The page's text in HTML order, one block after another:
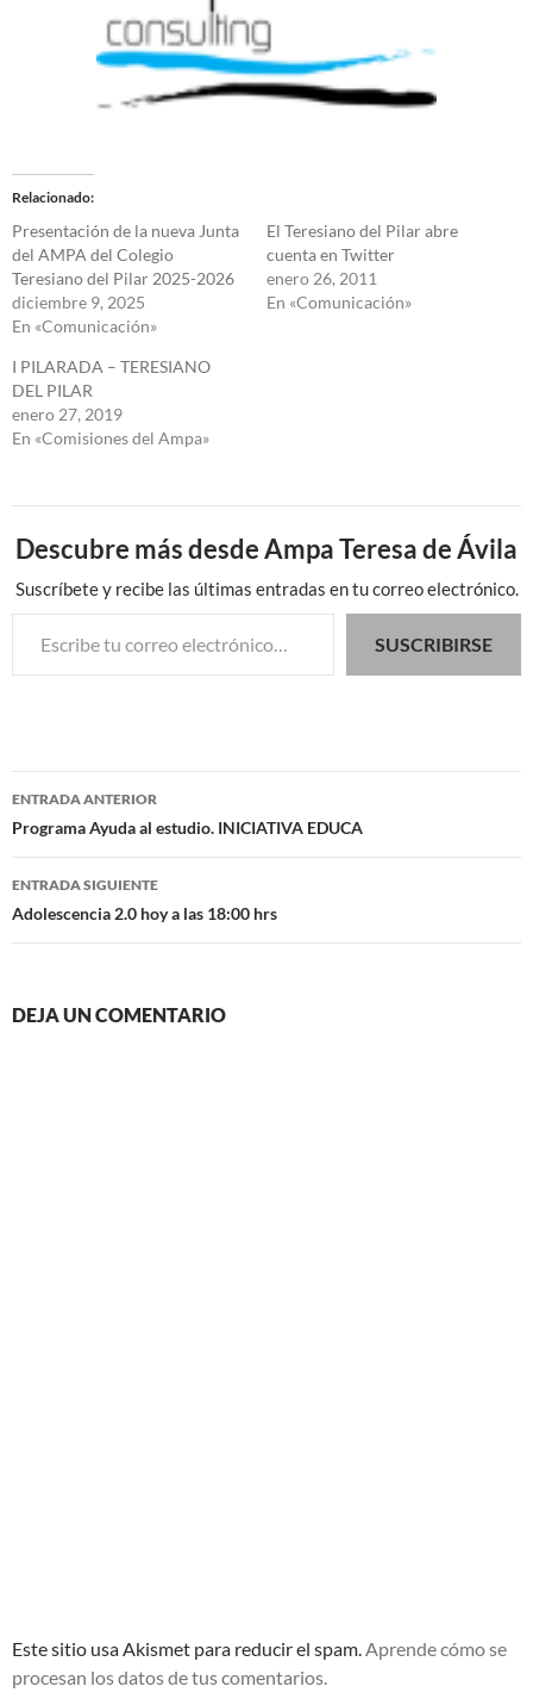
Relacionado
Presentación de la nueva Junta
del AMPA del Colegio
Teresiano del Pilar 2025-2026
diciembre 9, 2025
En «Comunicación»
El Teresiano del Pilar abre
cuenta en Twitter
enero 26, 2011
En «Comunicación»
I PILARADA – TERESIANO
DEL PILAR
enero 27, 2019
En «Comisiones del Ampa»
Descubre más desde Ampa Teresa de Ávila
Suscríbete y recibe las últimas entradas en tu correo electrónico.
Escribe tu correo electrónico…
SUSCRIBIRSE
Navegación
de
entradas
ENTRADA ANTERIOR
Programa Ayuda al estudio. INICIATIVA EDUCA
ENTRADA SIGUIENTE
Adolescencia 2.0 hoy a las 18:00 hrs
DEJA UN COMENTARIO
Este sitio usa Akismet para reducir el spam.Aprende cómo se
procesan los datos de tus comentarios.